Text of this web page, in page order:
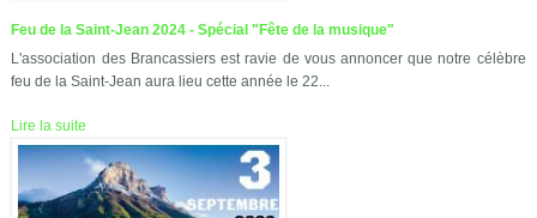
Feu de la Saint-Jean 2024 - Spécial "Fête de la musique"
L'association des Brancassiers est ravie de vous annoncer que notre célèbre
feu de la Saint-Jean aura lieu cette année le 22...
Lire la suite